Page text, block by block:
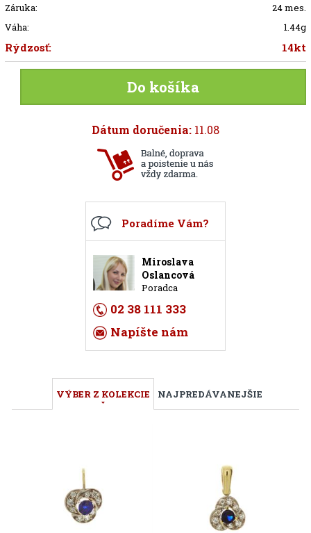
Záruka:
24 mes.
Váha:
1.44g
Rýdzosť: 14kt
Do košíka
Dátum doručenia: 11.08
Poradíme Vám?
Miroslava
Oslancová
Poradca
02 38 111 333
Napíšte nám
VÝBER Z KOLEKCIE NAJPREDÁVANEJŠIE